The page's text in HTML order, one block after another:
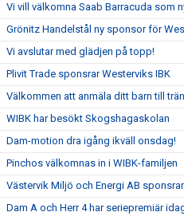
Vi vill välkomna Saab Barracuda som
Grönitz Handelstål ny sponsor för
Vi avslutar med glädjen på topp!
Plivit Trade sponsrar Westerviks IBK
Välkommen att anmäla ditt barn till
WIBK har besökt Skogshagaskolan
Dam-motion dra igång ikväll onsdag!
Pinchos välkomnas in i WIBK-familjen
Västervik Miljö och Energi AB
Dam A och Herr 4 har seriepremiär